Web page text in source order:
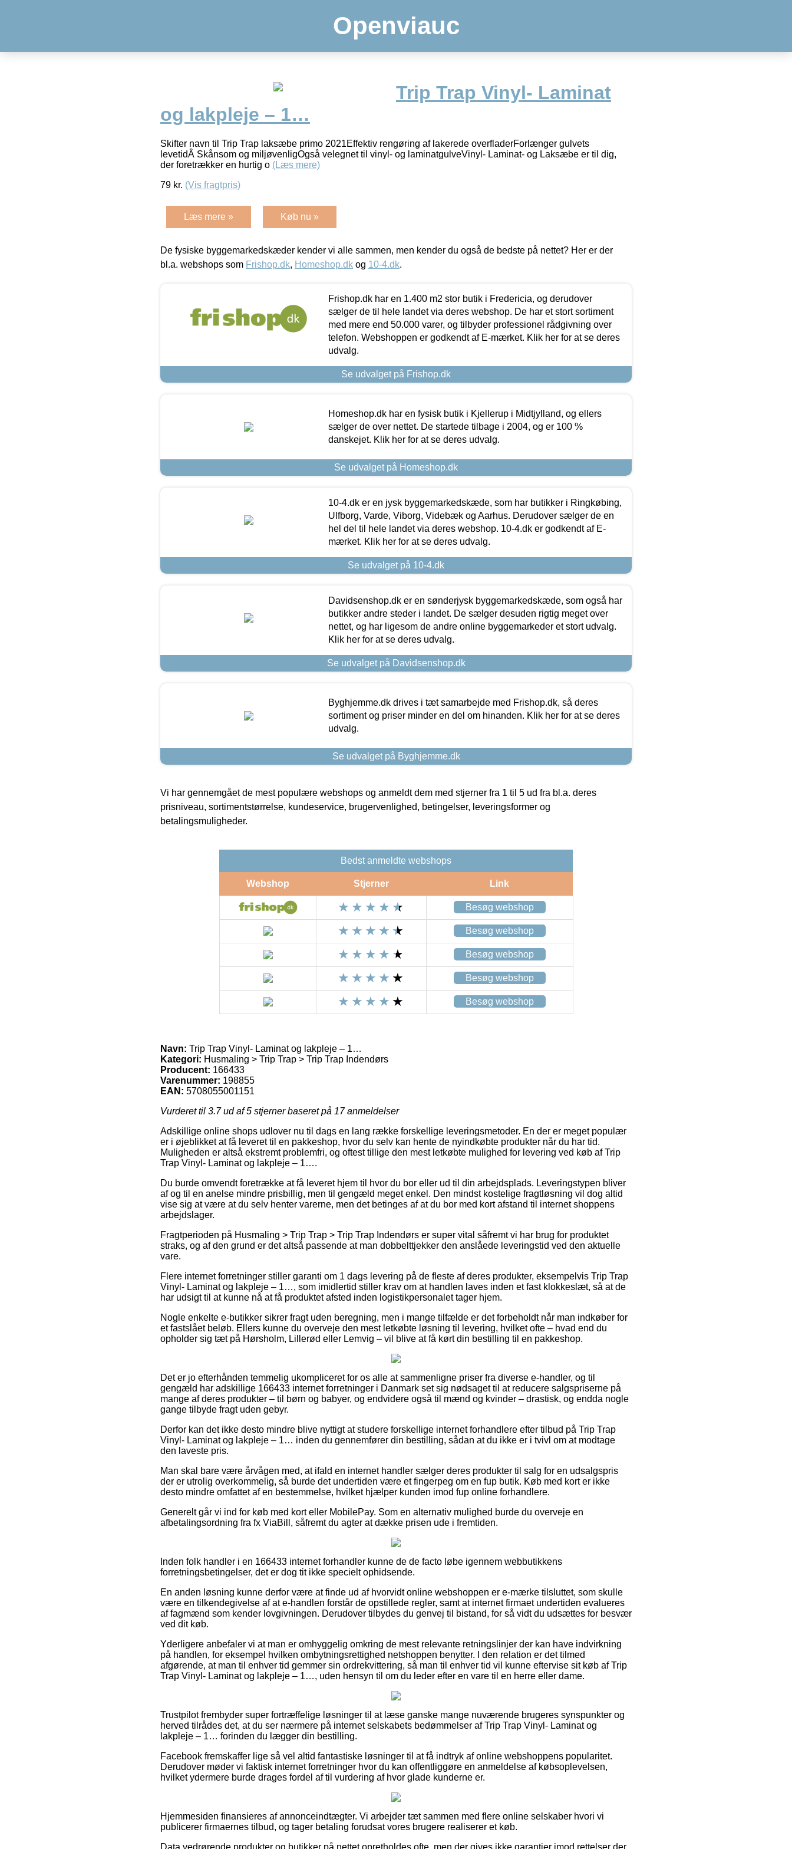
Openviauc
Trip Trap Vinyl- Laminat
og lakpleje – 1…
Skifter navn til Trip Trap laksæbe primo 2021Effektiv rengøring af lakerede overfladerForlænger gulvets
levetidÂ Skånsom og miljøvenligOgså velegnet til vinyl- og laminatgulveVinyl- Laminat- og Laksæbe er til dig,
der foretrækker en hurtig o (Læs mere)
79 kr. (Vis fragtpris)
Læs mere » Køb nu »
De fysiske byggemarkedskæder kender vi alle sammen, men kender du også de bedste på nettet? Her er der
bl.a. webshops som Frishop.dk, Homeshop.dk og 10-4.dk.
Frishop.dk har en 1.400 m2 stor butik i Fredericia, og derudover
sælger de til hele landet via deres webshop. De har et stort sortiment
med mere end 50.000 varer, og tilbyder professionel rådgivning over
telefon. Webshoppen er godkendt af E-mærket. Klik her for at se deres
udvalg.
Se udvalget på Frishop.dk
Homeshop.dk har en fysisk butik i Kjellerup i Midtjylland, og ellers
sælger de over nettet. De startede tilbage i 2004, og er 100 %
danskejet. Klik her for at se deres udvalg.
Se udvalget på Homeshop.dk
10-4.dk er en jysk byggemarkedskæde, som har butikker i Ringkøbing,
Ulfborg, Varde, Viborg, Videbæk og Aarhus. Derudover sælger de en
hel del til hele landet via deres webshop. 10-4.dk er godkendt af E-
mærket. Klik her for at se deres udvalg.
Se udvalget på 10-4.dk
Davidsenshop.dk er en sønderjysk byggemarkedskæde, som også har
butikker andre steder i landet. De sælger desuden rigtig meget over
nettet, og har ligesom de andre online byggemarkeder et stort udvalg.
Klik her for at se deres udvalg.
Se udvalget på Davidsenshop.dk
Byghjemme.dk drives i tæt samarbejde med Frishop.dk, så deres
sortiment og priser minder en del om hinanden. Klik her for at se deres
udvalg.
Se udvalget på Byghjemme.dk
Vi har gennemgået de mest populære webshops og anmeldt dem med stjerner fra 1 til 5 ud fra bl.a. deres
prisniveau, sortimentstørrelse, kundeservice, brugervenlighed, betingelser, leveringsformer og
betalingsmuligheder.
Bedst anmeldte webshops
Webshop Stjerner Link
Besøg webshop
Besøg webshop
Besøg webshop
Besøg webshop
Besøg webshop
Navn: Trip Trap Vinyl- Laminat og lakpleje – 1…
Kategori: Husmaling > Trip Trap > Trip Trap Indendørs
Producent: 166433
Varenummer: 198855
EAN: 5708055001151
Vurderet til 3.7ud af 5 stjerner baseret på 17anmeldelser
Adskillige online shops udlover nu til dags en lang række forskellige leveringsmetoder. En der er meget populær
er i øjeblikket at få leveret til en pakkeshop, hvor du selv kan hente de nyindkøbte produkter når du har tid.
Muligheden er altså ekstremt problemfri, og oftest tillige den mest letkøbte mulighed for levering ved køb af Trip
Trap Vinyl- Laminat og lakpleje – 1….
Du burde omvendt foretrække at få leveret hjem til hvor du bor eller ud til din arbejdsplads. Leveringstypen bliver
af og til en anelse mindre prisbillig, men til gengæld meget enkel. Den mindst kostelige fragtløsning vil dog altid
vise sig at være at du selv henter varerne, men det betinges af at du bor med kort afstand til internet shoppens
arbejdslager.
Fragtperioden på Husmaling > Trip Trap > Trip Trap Indendørs er super vital såfremt vi har brug for produktet
straks, og af den grund er det altså passende at man dobbelttjekker den anslåede leveringstid ved den aktuelle
vare.
Flere internet forretninger stiller garanti om 1 dags levering på de fleste af deres produkter, eksempelvis Trip Trap
Vinyl- Laminat og lakpleje – 1…, som imidlertid stiller krav om at handlen laves inden et fast klokkeslæt, så at de
har udsigt til at kunne nå at få produktet afsted inden logistikpersonalet tager hjem.
Nogle enkelte e-butikker sikrer fragt uden beregning, men i mange tilfælde er det forbeholdt når man indkøber for
et fastslået beløb. Ellers kunne du overveje den mest letkøbte løsning til levering, hvilket ofte – hvad end du
opholder sig tæt på Hørsholm, Lillerød eller Lemvig – vil blive at få kørt din bestilling til en pakkeshop.
Det er jo efterhånden temmelig ukompliceret for os alle at sammenligne priser fra diverse e-handler, og til
gengæld har adskillige 166433 internet forretninger i Danmark set sig nødsaget til at reducere salgspriserne på
mange af deres produkter – til børn og babyer, og endvidere også til mænd og kvinder – drastisk, og endda nogle
gange tilbyde fragt uden gebyr.
Derfor kan det ikke desto mindre blive nyttigt at studere forskellige internet forhandlere efter tilbud på Trip Trap
Vinyl- Laminat og lakpleje – 1… inden du gennemfører din bestilling, sådan at du ikke er i tvivl om at modtage
den laveste pris.
Man skal bare være årvågen med, at ifald en internet handler sælger deres produkter til salg for en udsalgspris
der er utrolig overkommelig, så burde det undertiden være et fingerpeg om en fup butik. Køb med kort er ikke
desto mindre omfattet af en bestemmelse, hvilket hjælper kunden imod fup online forhandlere.
Generelt går vi ind for køb med kort eller MobilePay. Som en alternativ mulighed burde du overveje en
afbetalingsordning fra fx ViaBill, såfremt du agter at dække prisen ude i fremtiden.
Inden folk handler i en 166433 internet forhandler kunne de de facto løbe igennem webbutikkens
forretningsbetingelser, det er dog tit ikke specielt ophidsende.
En anden løsning kunne derfor være at finde ud af hvorvidt online webshoppen er e-mærke tilsluttet, som skulle
være en tilkendegivelse af at e-handlen forstår de opstillede regler, samt at internet firmaet undertiden evalueres
af fagmænd som kender lovgivningen. Derudover tilbydes du genvej til bistand, for så vidt du udsættes for besvær
ved dit køb.
Yderligere anbefaler vi at man er omhyggelig omkring de mest relevante retningslinjer der kan have indvirkning
på handlen, for eksempel hvilken ombytningsrettighed netshoppen benytter. I den relation er det tilmed
afgørende, at man til enhver tid gemmer sin ordrekvittering, så man til enhver tid vil kunne eftervise sit køb af Trip
Trap Vinyl- Laminat og lakpleje – 1…, uden hensyn til om du leder efter en vare til en herre eller dame.
Trustpilot frembyder super fortræffelige løsninger til at læse ganske mange nuværende brugeres synspunkter og
herved tilrådes det, at du ser nærmere på internet selskabets bedømmelser af Trip Trap Vinyl- Laminat og
lakpleje – 1… forinden du lægger din bestilling.
Facebook fremskaffer lige så vel altid fantastiske løsninger til at få indtryk af online webshoppens popularitet.
Derudover møder vi faktisk internet forretninger hvor du kan offentliggøre en anmeldelse af købsoplevelsen,
hvilket ydermere burde drages fordel af til vurdering af hvor glade kunderne er.
Hjemmesiden finansieres af annonceindtægter. Vi arbejder tæt sammen med flere online selskaber hvori vi
publicerer firmaernes tilbud, og tager betaling forudsat vores brugere realiserer et køb.
Data vedrørende produkter og butikker på nettet opretholdes ofte, men der gives ikke garantier imod rettelser der